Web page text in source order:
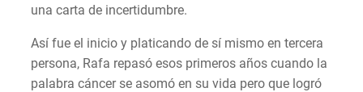
una carta de incertidumbre.
Así fue el inicio y platicando de sí mismo en tercera
persona, Rafa repasó esos primeros años cuando la
palabra cáncer se asomó en su vida pero que logró